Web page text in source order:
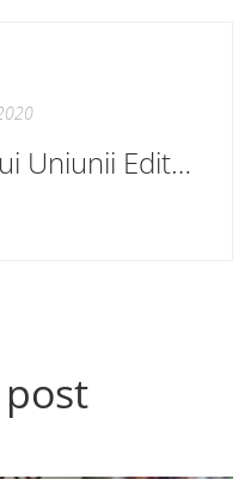
Apelul președintelui Uniunii Editorilor din Republica Moldova, Gheorghe Prini